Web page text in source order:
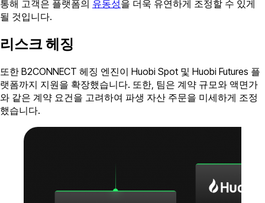
통해 고객은 플랫폼의 유동성을 더욱 유연하게 조정할 수 있게
될 것입니다.
리스크 헤징
또한 B2CONNECT 헤징 엔진이 Huobi Spot 및 Huobi Futures 플
랫폼까지 지원을 확장했습니다. 또한, 팀은 계약 규모와 액면가
와 같은 계약 요건을 고려하여 파생 자산 주문을 미세하게 조정
했습니다.